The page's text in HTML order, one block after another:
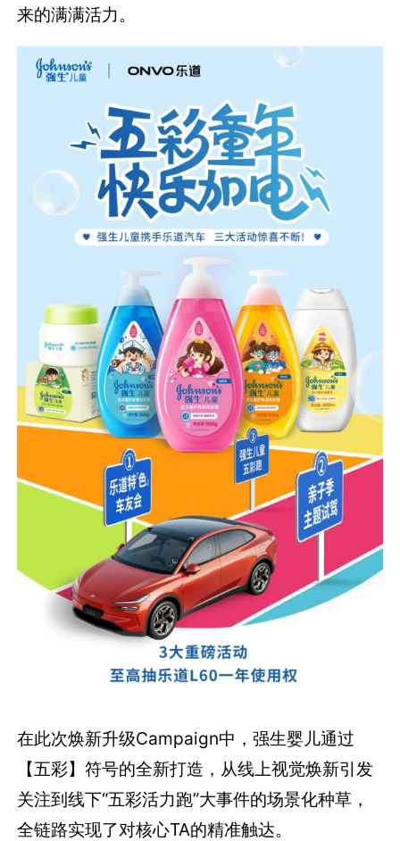
来的满满活力。
在此次焕新升级Campaign中，强生婴儿通过
【五彩】符号的全新打造，从线上视觉焕新引发
关注到线下“五彩活力跑”大事件的场景化种草，
全链路实现了对核心TA的精准触达。